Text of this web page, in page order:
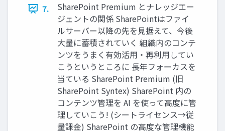
7.
SharePoint Premium とナレッジエー
ジェントの関係 SharePointはファイ
ルサーバー以降の先を見据えて、今後
大量に蓄積されていく 組織内のコンテ
ンツをうまく有効活用・再利用してい
こうというところに 長年フォーカスを
当ている SharePoint Premium (旧
SharePoint Syntex) SharePoint 内の
コンテンツ管理を AI を使って高度に管
理していこう! (シートライセンス→従
量課金) SharePoint の高度な管理機能